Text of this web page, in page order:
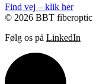
Find vej – klik her
© 2026 BBT fiberoptic
Følg os på LinkedIn